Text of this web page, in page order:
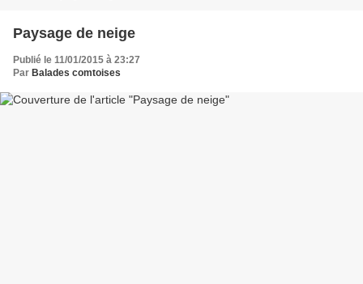
Paysage de neige
Publié le 11/01/2015 à 23:27
Par Balades comtoises